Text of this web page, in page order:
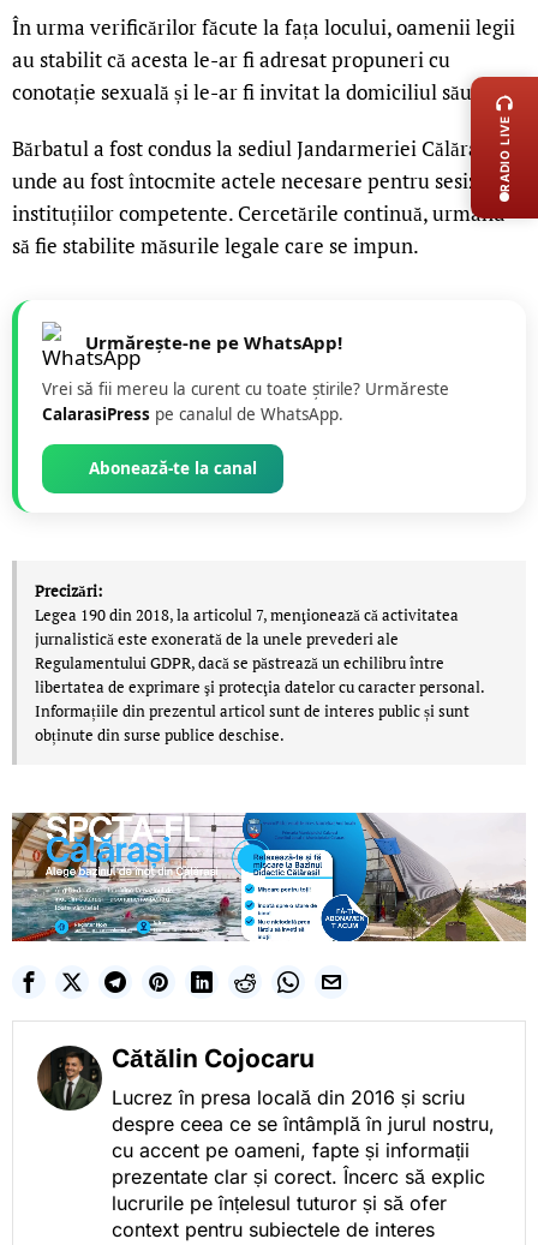
În urma verificărilor făcute la fața locului, oamenii legii
au stabilit că acesta le-ar fi adresat propuneri cu
conotație sexuală și le-ar fi invitat la domiciliul său.
Bărbatul a fost condus la sediul Jandarmeriei Călărași,
unde au fost întocmite actele necesare pentru sesizarea
instituțiilor competente. Cercetările continuă, urmând
să fie stabilite măsurile legale care se impun.
Urmărește-ne pe WhatsApp!
Vrei să fii mereu la curent cu toate știrile? Urmăreste
CalarasiPress pe canalul de WhatsApp.
Abonează-te la canal
Precizări:
Legea 190 din 2018, la articolul 7, menţionează că activitatea
jurnalistică este exonerată de la unele prevederi ale
Regulamentului GDPR, dacă se păstrează un echilibru între
libertatea de exprimare şi protecţia datelor cu caracter personal.
Informațiile din prezentul articol sunt de interes public și sunt
obținute din surse publice deschise.
Cătălin Cojocaru
Lucrez în presa locală din 2016 și scriu
despre ceea ce se întâmplă în jurul nostru,
cu accent pe oameni, fapte și informații
prezentate clar și corect. Încerc să explic
lucrurile pe înțelesul tuturor și să ofer
context pentru subiectele de interes
RADIO LIVE